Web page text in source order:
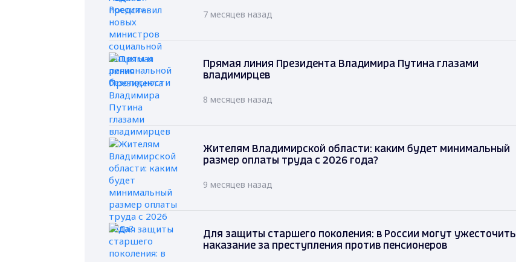
7 месяцев назад
Прямая линия Президента Владимира Путина глазами
владимирцев
8 месяцев назад
Жителям Владимирской области: каким будет минимальный
размер оплаты труда с 2026 года?
9 месяцев назад
Для защиты старшего поколения: в России могут ужесточить
наказание за преступления против пенсионеров